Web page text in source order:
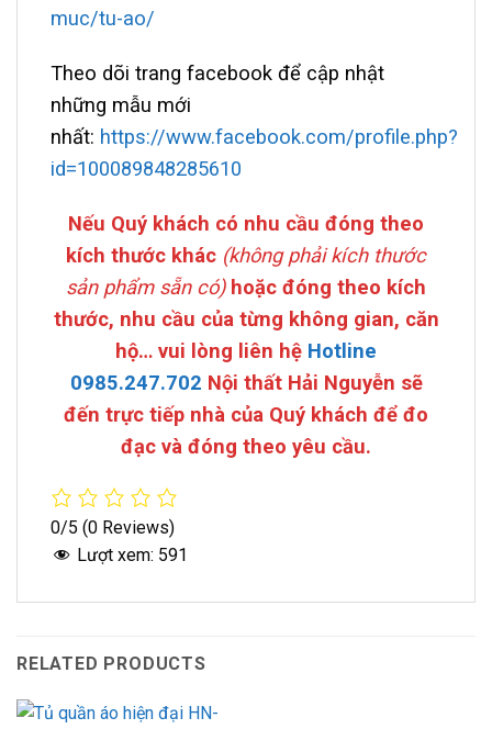
muc/tu-ao/
Theo dõi trang facebook để cập nhật
những mẫu mới
nhất: https://www.facebook.com/profile.php?
id=100089848285610
Nếu Quý khách có nhu cầu đóng theo
kích thước khác (không phải kích thước
sản phẩm sẵn có)hoặc đóng theo kích
thước, nhu cầu của từng không gian, căn
hộ… vui lòng liên hệ Hotline
0985.247.702 Nội thất Hải Nguyễn sẽ
đến trực tiếp nhà của Quý khách để đo
đạc và đóng theo yêu cầu.
0/5 (0 Reviews)
Lượt xem: 591
RELATED PRODUCTS